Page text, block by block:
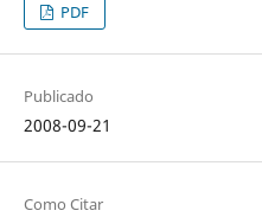
PDF
Publicado
2008-09-21
Como Citar